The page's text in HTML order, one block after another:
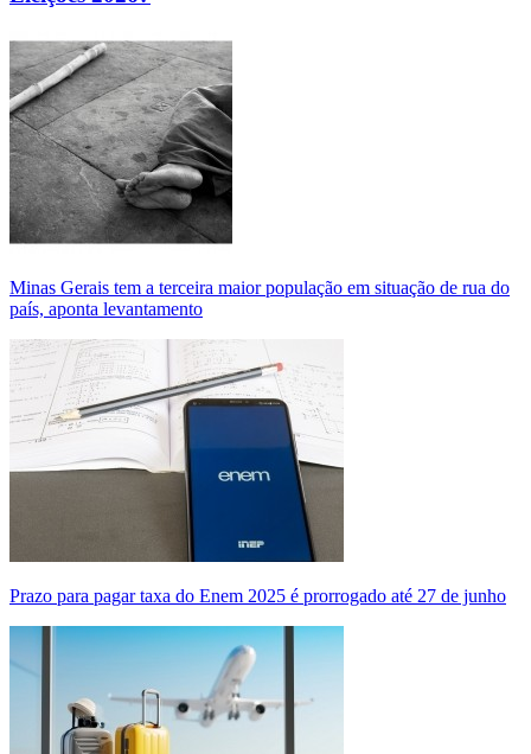
Minas Gerais tem a terceira maior população em situação de rua do
país, aponta levantamento
Prazo para pagar taxa do Enem 2025 é prorrogado até 27 de junho